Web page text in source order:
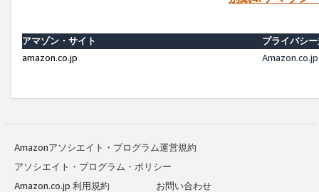
アマゾン・サイト
プライバシ
amazon.co.jp
Amazonアソシエイト・プログラム運営規約
アソシエイト・プログラム・ポリシー
Amazon.co.jp 利用規約
お問い合わせ